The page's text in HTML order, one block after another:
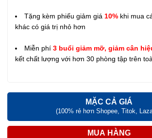
Tặng kèm phiếu giảm giá 10% khi mua
khác có giá trị nhỏ hơn
Miễn phí 3 buổi giảm mỡ, giảm cân
kết chất lượng với hơn 30 phòng tập trên
MẶC CẢ GIÁ
(100% rẻ hơn Shopee, Titok,
MUA HÀNG